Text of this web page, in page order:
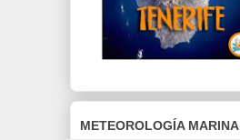
METEOROLOGÍA MARINA